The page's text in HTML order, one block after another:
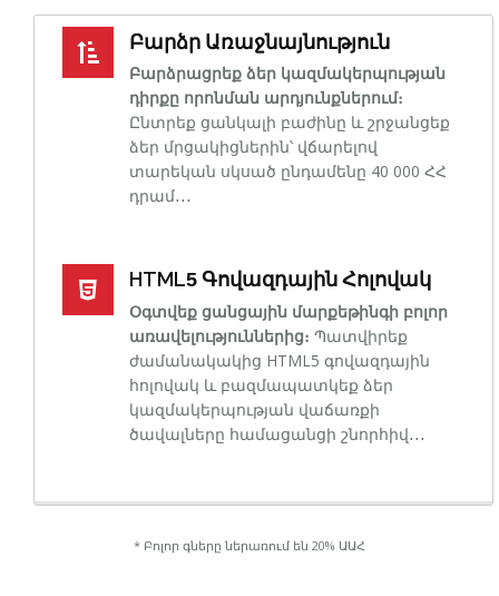
Բարձր Առաջնայնություն
Բարձրացրեք ձեր կազմակերպության
դիրքը որոնման արդյունքներում։
Ընտրեք ցանկալի բաժինը և շրջանցեք
ձեր մրցակիցներին՝ վճարելով
տարեկան սկսած ընդամենը 40 000 ՀՀ
դրամ․․․
HTML5 Գովազդային Հոլովակ
Օգտվեք ցանցային մարքեթինգի բոլոր
առավելություններից։ Պատվիրեք
ժամանակակից HTML5 գովազդային
հոլովակ և բազմապատկեք ձեր
կազմակերպության վաճառքի
ծավալները համացանցի շնորհիվ․․․
* Բոլոր գները ներառում են 20% ԱԱՀ